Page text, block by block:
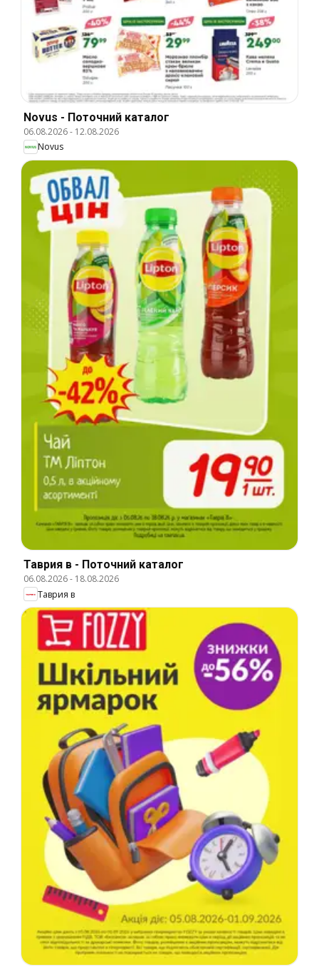
Novus - Поточний каталог
06.08.2026- 12.08.2026
Novus
Таврия в - Поточний каталог
06.08.2026- 18.08.2026
Таврия в